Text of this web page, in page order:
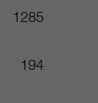
1285
194